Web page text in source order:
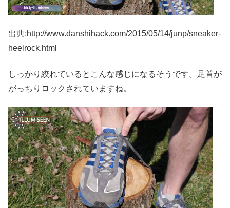
出典;http://www.danshihack.com/2015/05/14/junp/sneaker-
heelrock.html
しっかり絞れているとこんな感じになるそうです。足首が
がっちりロックされていますね。